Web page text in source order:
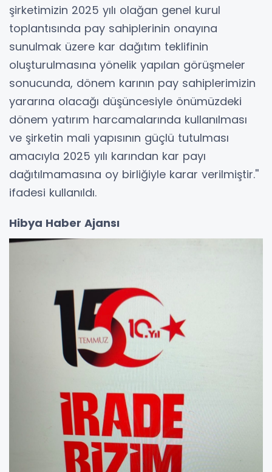
şirketimizin 2025 yılı olağan genel kurul
toplantısında pay sahiplerinin onayına
sunulmak üzere kar dağıtım teklifinin
oluşturulmasına yönelik yapılan görüşmeler
sonucunda, dönem karının pay sahiplerimizin
yararına olacağı düşüncesiyle önümüzdeki
dönem yatırım harcamalarında kullanılması
ve şirketin mali yapısının güçlü tutulması
amacıyla 2025 yılı karından kar payı
dağıtılmamasına oy birliğiyle karar verilmiştir.''
ifadesi kullanıldı.
Hibya Haber Ajansı